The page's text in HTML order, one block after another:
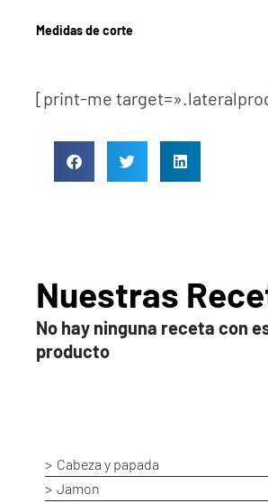
Cabeza y papada
Jamon
Medidas de corte
[print-me
Nuestras
No hay ninguna receta con
producto